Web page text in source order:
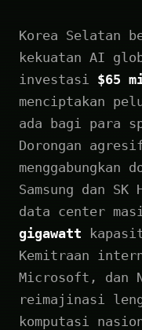
Korea Selatan
kekuatan AI
investasi $65
menciptakan
ada bagi para
Dorongan
menggabungkan
Samsung dan
data center
gigawatt
Kemitraan
Microsoft, dan
reimajinasi
komputasi